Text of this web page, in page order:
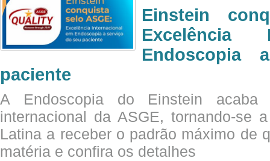
Einstein
Excelência
Endoscopia
paciente
A Endoscopia do Einstein
internacional da ASGE, tornando-se
Latina a receber o padrão máximo de
matéria e confira os detalhes